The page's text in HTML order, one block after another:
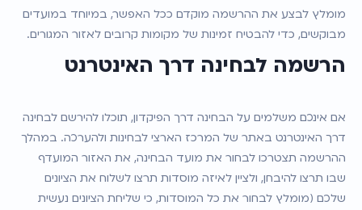
מומלץ לבצע את ההרשמה מוקדם ככל האפשר, במיוחד במועדים
מבוקשים, כדי להבטיח זמינות של מקומות קרובים לאזור המגורים.
הרשמה לבחינה דרך האינטרנט
אם אינכם משלמים על הבחינה דרך הפיקדון, תוכלו להירשם לבחינה
דרך האינטרנט באתר של המרכז הארצי לבחינות ולהערכה. במהלך
ההרשמה תצטרכו לבחור את מועד הבחינה, את האזור המועדף
שבו תרצו להיבחן, ולציין לאיזה מוסדות תרצו לשלוח את הציונים
שלכם (מומלץ לבחור את כל המוסדות, כי שליחת הציונים נעשית